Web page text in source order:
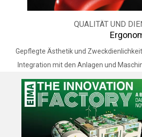
QUALITÄT UND
Gepflegte Ästhetik und
Integration mit den Anlagen und